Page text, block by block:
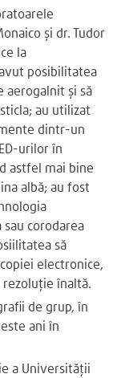
și dr. Tudor
la
posibilitatea
aerogalnit și să
au utilizat
dintr-un
urilor în
astfel mai bine
albă; au fost
corodarea
să
electronice,
înaltă.
de grup, în
ani în
a Universității